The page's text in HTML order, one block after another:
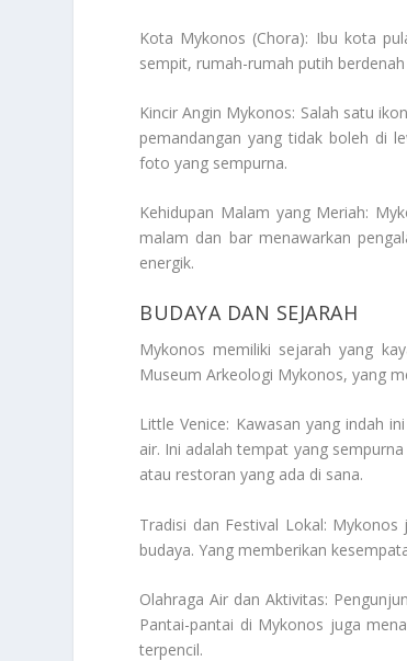
Kota Mykonos (Chora): Ibu kota
sempit, rumah-rumah putih
Kincir Angin Mykonos: Salah satu
pemandangan yang tidak boleh di
foto yang sempurna.
Kehidupan Malam yang Meriah:
malam dan bar menawarkan
energik.
BUDAYA DAN SEJARAH
Mykonos memiliki sejarah yang
Museum Arkeologi Mykonos, yang
Little Venice: Kawasan yang indah
air. Ini adalah tempat yang
atau restoran yang ada di sana.
Tradisi dan Festival Lokal:
budaya. Yang memberikan
Olahraga Air dan Aktivitas:
Pantai-pantai di Mykonos juga
terpencil.